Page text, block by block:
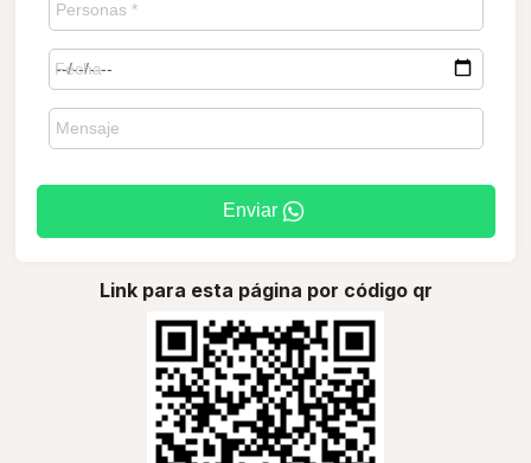
Enviar
Link para esta página por código qr